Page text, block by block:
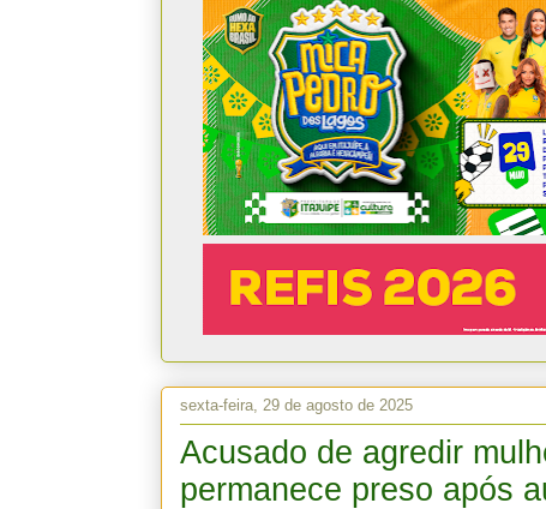
sexta-feira, 29 de agosto de 2025
Acusado de agredir
permanece preso após